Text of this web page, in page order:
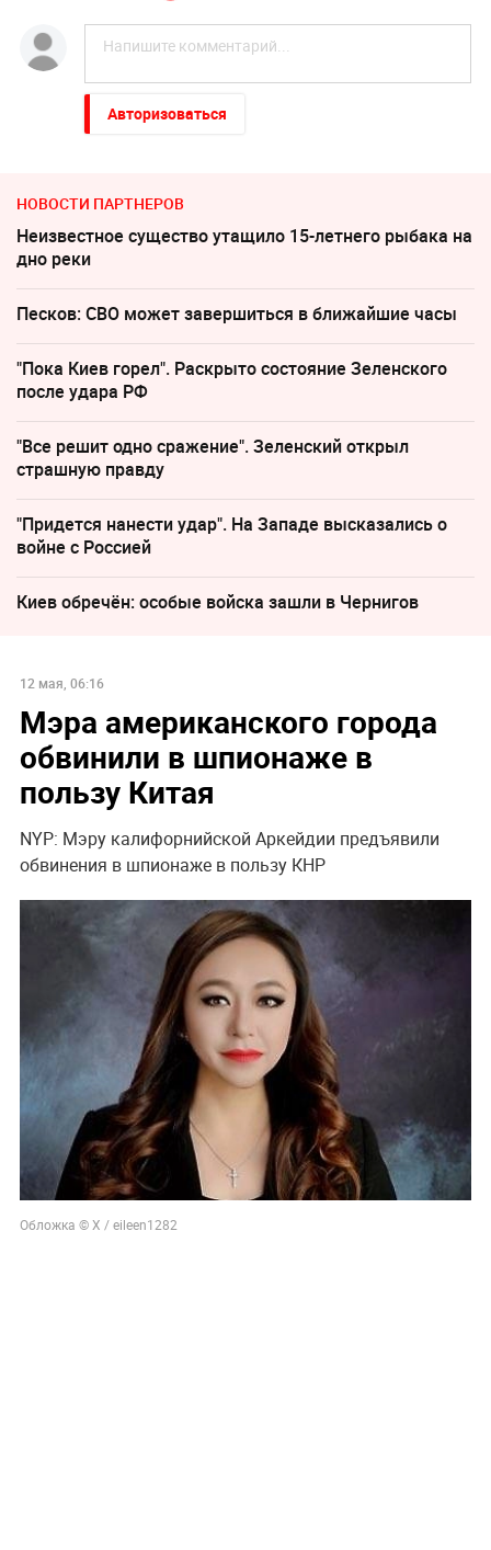
Авторизоваться
НОВОСТИ ПАРТНЕРОВ
Неизвестное существо утащило 15-летнего рыбака на
дно реки
Песков: СВО может завершиться в ближайшие часы
"Пока Киев горел". Раскрыто состояние Зеленского
после удара РФ
"Все решит одно сражение". Зеленский открыл
страшную правду
"Придется нанести удар". На Западе высказались о
войне с Россией
Киев обречён: особые войска зашли в Чернигов
12 мая, 06:16
Мэра американского города
обвинили в шпионаже в
пользу Китая
NYP: Мэру калифорнийской Аркейдии предъявили
обвинения в шпионаже в пользу КНР
Обложка © X / eileen1282